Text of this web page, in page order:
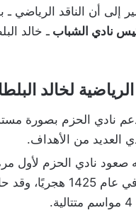
إلى أن الناقد الرياضي ـ
نادي الشبابـ خالد
لخالد
نادي الحزم بصورة
العديد من الأهداف.
صعود نادي الحزم لأول
الممتاز.. في عام